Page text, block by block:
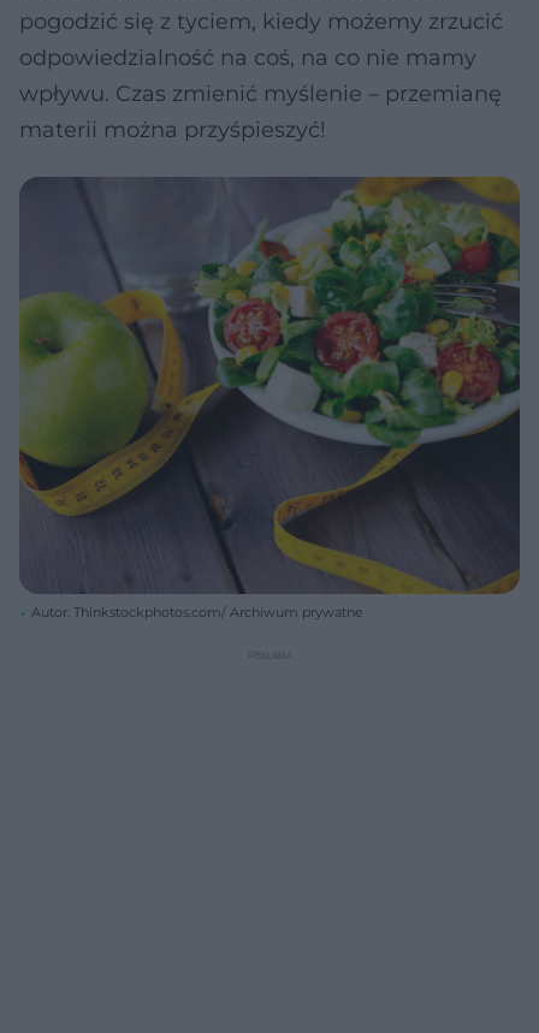
pogodzić się z tyciem, kiedy możemy zrzucić
odpowiedzialność na coś, na co nie mamy
wpływu. Czas zmienić myślenie – przemianę
materii można przyśpieszyć!
Autor: Thinkstockphotos.com/ Archiwum prywatne